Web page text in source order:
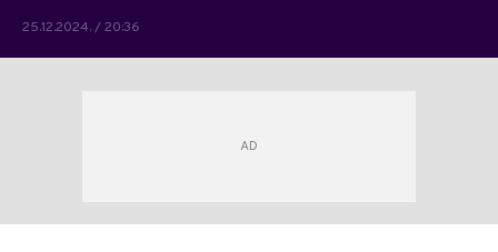
25.12.2024. / 20:36